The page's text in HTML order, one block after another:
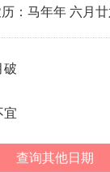
：马年年 六月
破
宜
查询其他日期